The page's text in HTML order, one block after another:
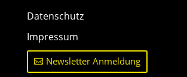
Datenschutz
Impressum
Newsletter Anmeldung